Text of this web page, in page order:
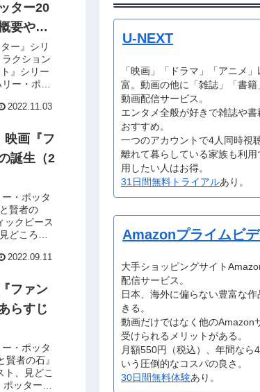
ター20
要や感
ー』シリ
クション
』シリー
ー・ポッ
2022.11.03
映画『フ
誕生（2
・ポッタ
賢者の
ックビース
どころ、
2022.09.11
ファン
らすじ
・ポッタ
者の石』
ト、見どこ
ッターと
U-NEXT
「映画」「ドラマ」「アニメ
富。動画の他に「雑誌」「書籍
動画配信サービス。
エンタメ全般が好きで雑誌や
おすすめ。
一つのアカウントで4人同時視
離れて暮らしている家族も利用
用したい人はお得。
31日間無料トライアルあり。
Amazonプライムビ
大手ショッピングサイト
配信サービス。
日本、海外に偏らない豊富な
きる。
動画だけではなく他のAmazon
受けられるメリットがある。
月額550円（税込）、年間なら
いう圧倒的なコスパの良さ。
30日間無料体験あり。